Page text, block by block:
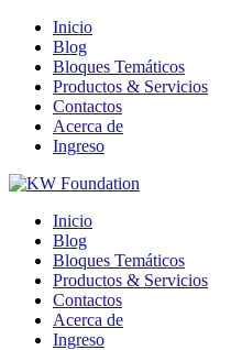
Inicio
Blog
Bloques Temáticos
Productos & Servicios
Contactos
Acerca de
Ingreso
Inicio
Blog
Bloques Temáticos
Productos & Servicios
Contactos
Acerca de
Ingreso